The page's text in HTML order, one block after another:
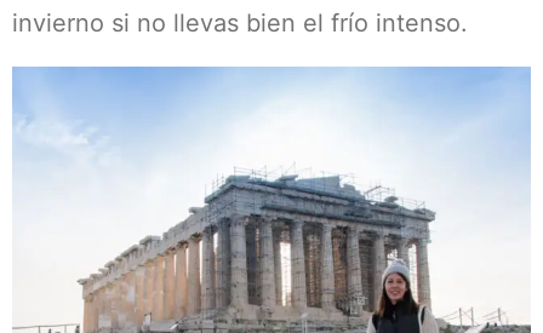
invierno si no llevas bien el frío intenso.